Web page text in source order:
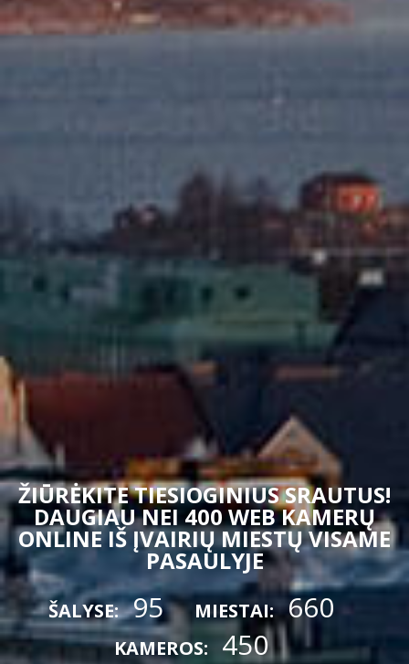
ŽIŪRĖKITE TIESIOGINIUS SRAUTUS!
DAUGIAU NEI 400 WEB KAMERŲ
ONLINE IŠ ĮVAIRIŲ MIESTŲ VISAME
PASAULYJE
ŠALYSE: 95 MIESTAI: 660
KAMEROS: 450